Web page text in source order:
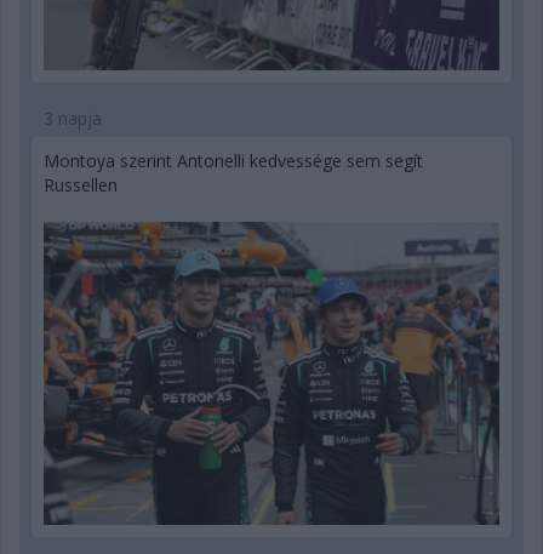
3 napja
Montoya szerint Antonelli kedvessége sem segít
Russellen